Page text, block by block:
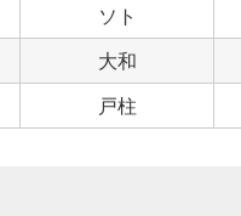
ソト
大和
戸柱